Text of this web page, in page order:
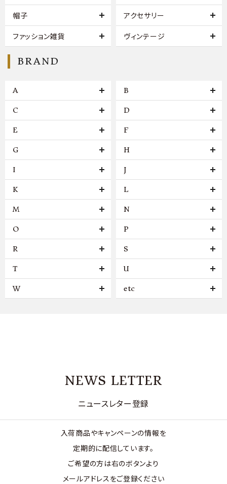
帽子 アクセサリー
ファッション雑貨 ヴィンテージ
BRAND
A B
C D
E F
G H
I J
K L
M N
O P
R S
T U
W etc
NEWS LETTER
ニュースレター登録
入荷商品やキャンペーンの情報を
定期的に配信しています。
ご希望の方は右のボタンより
メールアドレスをご登録ください